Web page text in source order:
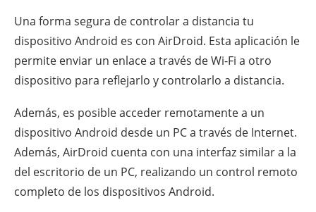
Una forma segura de controlar a distancia tu
dispositivo Android es con AirDroid. Esta aplicación le
permite enviar un enlace a través de Wi-Fi a otro
dispositivo para reflejarlo y controlarlo a distancia.
Además, es posible acceder remotamente a un
dispositivo Android desde un PC a través de Internet.
Además, AirDroid cuenta con una interfaz similar a la
del escritorio de un PC, realizando un control remoto
completo de los dispositivos Android.